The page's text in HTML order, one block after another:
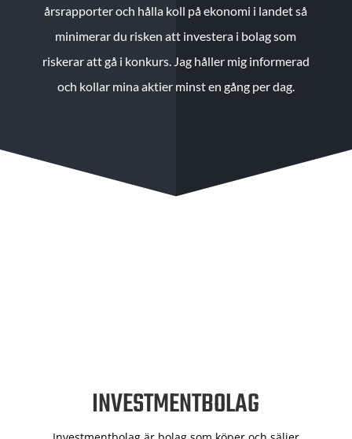
årsrapporter och hålla koll på ekonomi i landet så
minimerar du risken att investera i bolag som
riskerar att gå i konkurs. Jag håller mig informerad
och kollar mina aktier minst en gång per dag.
INVESTMENTBOLAG